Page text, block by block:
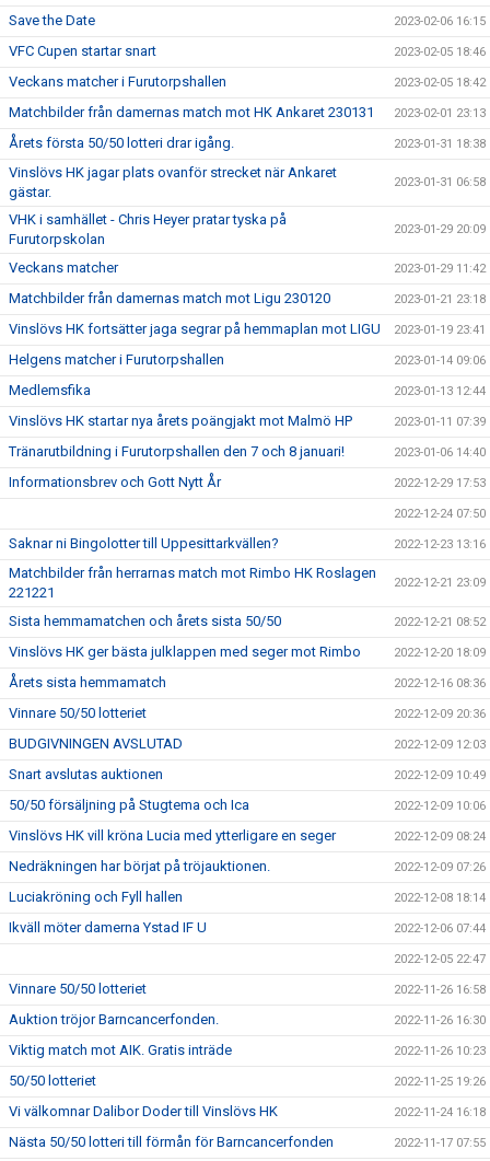
Save the Date 2023-02-06 16:15
VFC Cupen startar snart 2023-02-05 18:46
Veckans matcher i Furutorpshallen 2023-02-05 18:42
Matchbilder från damernas match mot HK Ankaret 230131 2023-02-01 23:13
Årets första 50/50 lotteri drar igång. 2023-01-31 18:38
Vinslövs HK jagar plats ovanför strecket när Ankaret
gästar.
2023-01-31 06:58
VHK i samhället - Chris Heyer pratar tyska på
Furutorpskolan
2023-01-29 20:09
Veckans matcher 2023-01-29 11:42
Matchbilder från damernas match mot Ligu 230120 2023-01-21 23:18
Vinslövs HK fortsätter jaga segrar på hemmaplan mot LIGU 2023-01-19 23:41
Helgens matcher i Furutorpshallen 2023-01-14 09:06
Medlemsfika 2023-01-13 12:44
Vinslövs HK startar nya årets poängjakt mot Malmö HP 2023-01-11 07:39
Tränarutbildning i Furutorpshallen den 7 och 8 januari! 2023-01-06 14:40
Informationsbrev och Gott Nytt År 2022-12-29 17:53
2022-12-24 07:50
Saknar ni Bingolotter till Uppesittarkvällen? 2022-12-23 13:16
Matchbilder från herrarnas match mot Rimbo HK Roslagen
221221
2022-12-21 23:09
Sista hemmamatchen och årets sista 50/50 2022-12-21 08:52
Vinslövs HK ger bästa julklappen med seger mot Rimbo 2022-12-20 18:09
Årets sista hemmamatch 2022-12-16 08:36
Vinnare 50/50 lotteriet 2022-12-09 20:36
BUDGIVNINGEN AVSLUTAD 2022-12-09 12:03
Snart avslutas auktionen 2022-12-09 10:49
50/50 försäljning på Stugtema och Ica 2022-12-09 10:06
Vinslövs HK vill kröna Lucia med ytterligare en seger 2022-12-09 08:24
Nedräkningen har börjat på tröjauktionen. 2022-12-09 07:26
Luciakröning och Fyll hallen 2022-12-08 18:14
Ikväll möter damerna Ystad IF U 2022-12-06 07:44
2022-12-05 22:47
Vinnare 50/50 lotteriet 2022-11-26 16:58
Auktion tröjor Barncancerfonden. 2022-11-26 16:30
Viktig match mot AIK. Gratis inträde 2022-11-26 10:23
50/50 lotteriet 2022-11-25 19:26
Vi välkomnar Dalibor Doder till Vinslövs HK 2022-11-24 16:18
Nästa 50/50 lotteri till förmån för Barncancerfonden 2022-11-17 07:55